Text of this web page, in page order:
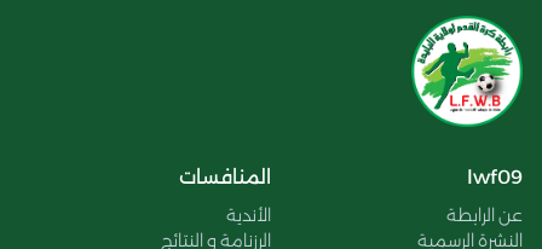
lwf09
عن الرابطة
النشرة الرسمية
المنافسات
الأندية
الرزنامة و النتائج